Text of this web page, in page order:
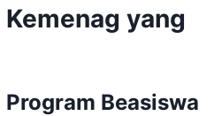
yang
Beasiswa